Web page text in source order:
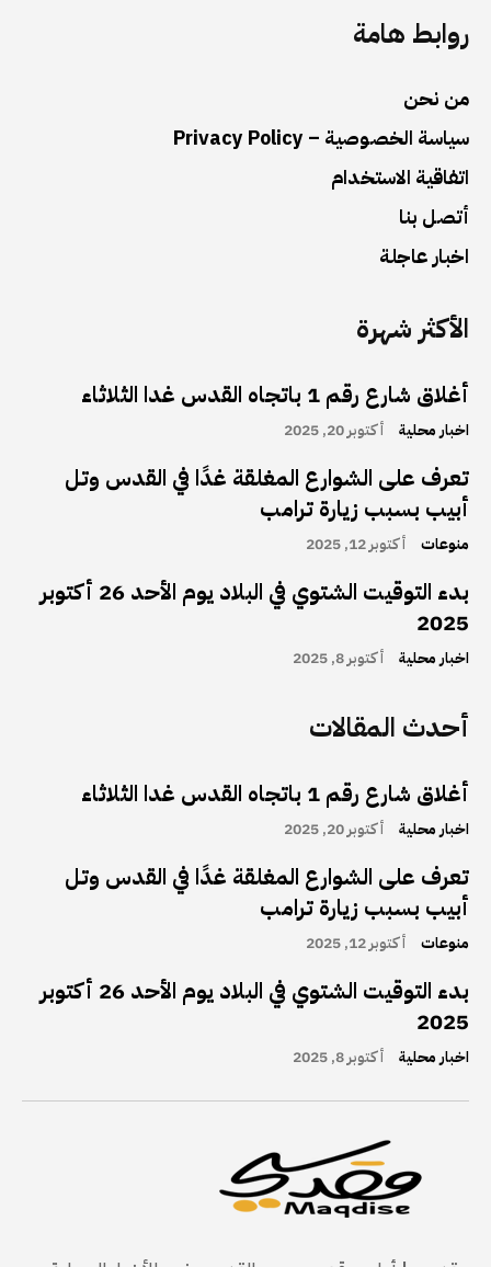
روابط هامة
من نحن
سياسة الخصوصية – Privacy Policy
اتفاقية الاستخدام
أتصل بنا
اخبار عاجلة
الأكثر شهرة
أغلاق شارع رقم 1 باتجاه القدس غدا الثلاثاء
اخبار محلية أكتوبر 20, 2025
تعرف على الشوارع المغلقة غدًا في القدس وتل
أبيب بسبب زيارة ترامب
منوعات أكتوبر 12, 2025
بدء التوقيت الشتوي في البلاد يوم الأحد 26 أكتوبر
2025
اخبار محلية أكتوبر 8, 2025
أحدث المقالات
أغلاق شارع رقم 1 باتجاه القدس غدا الثلاثاء
اخبار محلية أكتوبر 20, 2025
تعرف على الشوارع المغلقة غدًا في القدس وتل
أبيب بسبب زيارة ترامب
منوعات أكتوبر 12, 2025
بدء التوقيت الشتوي في البلاد يوم الأحد 26 أكتوبر
2025
اخبار محلية أكتوبر 8, 2025